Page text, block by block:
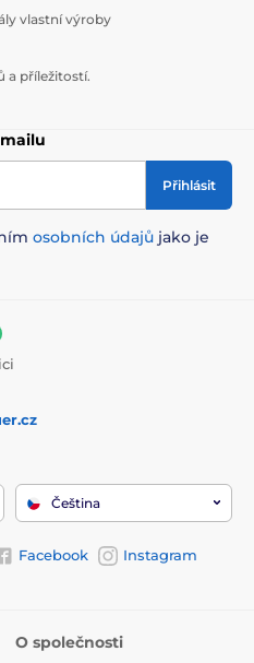
vlastní výroby
a příležitostí.
Přihlásit
osobních údajů jako je
Čeština
Facebook
Instagram
O společnosti